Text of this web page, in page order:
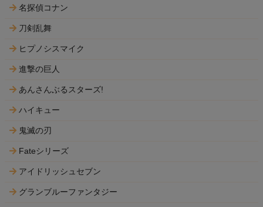
名探偵コナン
刀剣乱舞
ヒプノシスマイク
進撃の巨人
あんさんぶるスターズ!
ハイキュー
鬼滅の刃
Fateシリーズ
アイドリッシュセブン
グランブルーファンタジー